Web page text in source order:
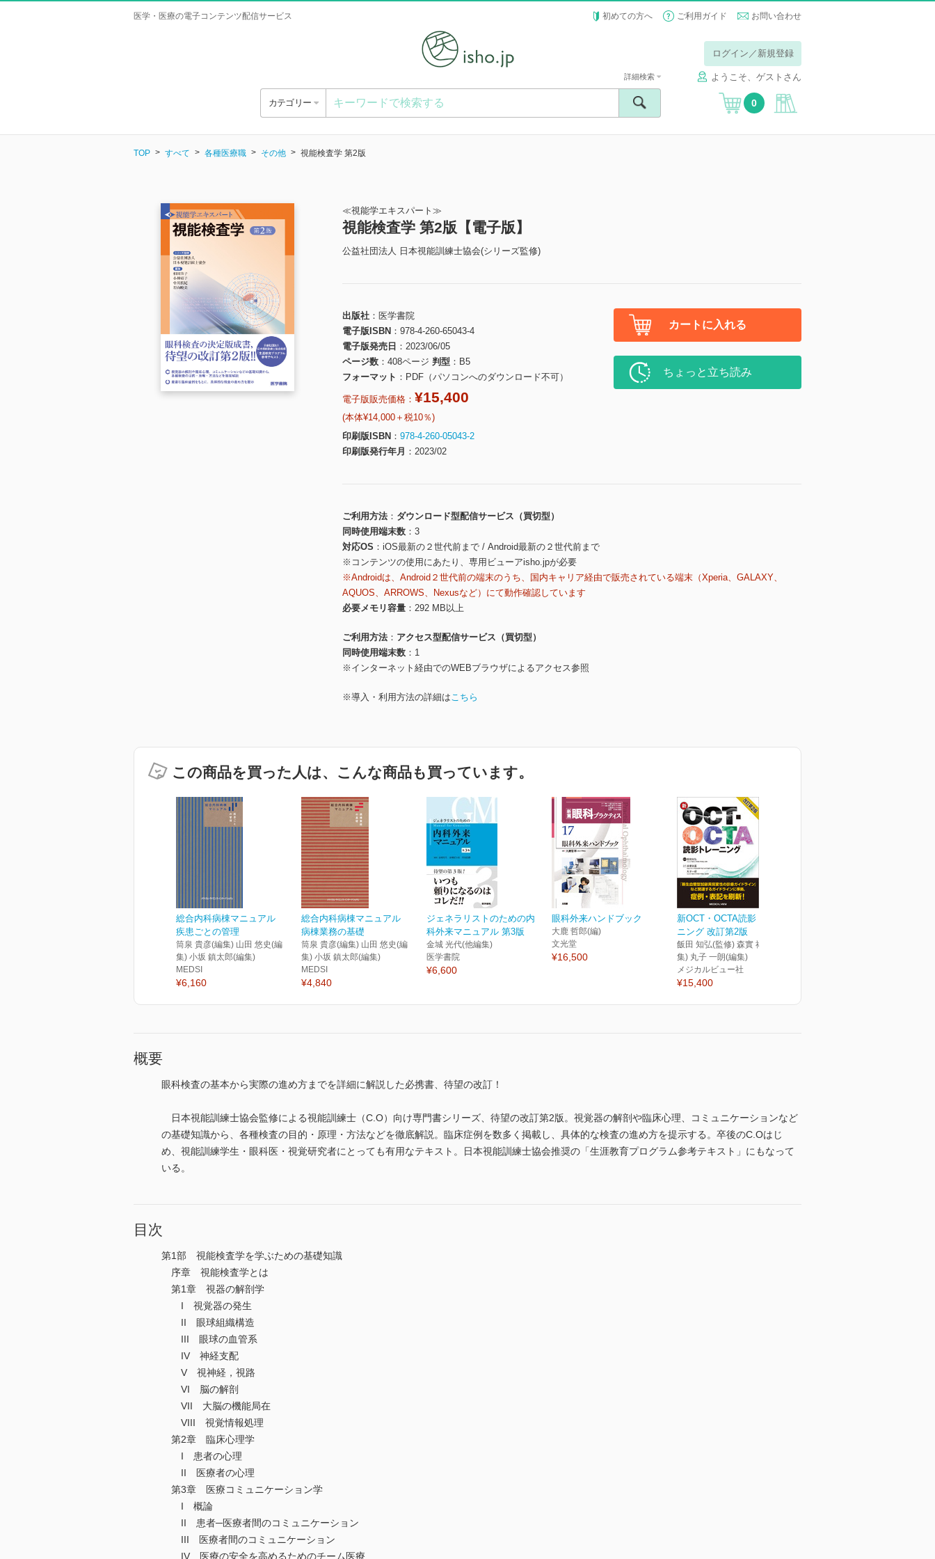
医学・医療の電子コンテンツ配信サービス 初めての方へ ご利用ガイド お問い合わせ
ログイン／新規登録
ようこそ、ゲストさん
カテゴリー
詳細検索
0
TOP すべて 各種医療職 その他 視能検査学 第2版
≪視能学エキスパート≫
視能検査学 第2版【電子版】
公益社団法人 日本視能訓練士協会(シリーズ監修)
出版社
医学書院
電子版ISBN
978-4-260-65043-4
電子版発売日
2023/06/05
ページ数
408ページ 判型
B5
フォーマット
PDF（パソコンへのダウンロード不可）
電子版販売価格： ¥15,400
(本体¥14,000＋税10％)
印刷版ISBN
978-4-260-05043-2
印刷版発行年月
2023/02
カートに入れる
ちょっと立ち読み
ご利用方法
ダウンロード型配信サービス（買切型）
同時使用端末数
3
対応OS
iOS最新の２世代前まで / Android最新の２世代前まで
※コンテンツの使用にあたり、専用ビューアisho.jpが必要
※Androidは、Android２世代前の端末のうち、国内キャリア経由で販売されている端末（Xperia、GALAXY、
AQUOS、ARROWS、Nexusなど）にて動作確認しています
必要メモリ容量
292 MB以上
ご利用方法
アクセス型配信サービス（買切型）
同時使用端末数
1
※インターネット経由でのWEBブラウザによるアクセス参照
※導入・利用方法の詳細はこちら
この商品を買った人は、こんな商品も買っています。
総合内科病棟マニュアル
疾患ごとの管理
筒泉 貴彦(編集) 山田 悠史(編
集) 小坂 鎮太郎(編集)
MEDSI
¥6,160
総合内科病棟マニュアル
病棟業務の基礎
筒泉 貴彦(編集) 山田 悠史(編
集) 小坂 鎮太郎(編集)
MEDSI
¥4,840
ジェネラリストのための内
科外来マニュアル 第3版
金城 光代(他編集)
医学書院
¥6,600
眼科外来ハンドブック
大鹿 哲郎(編)
文光堂
¥16,500
新OCT・OCTA読影トレー
ニング 改訂第2版
飯田 知弘(監修) 森實 祐基(編
集) 丸子 一朗(編集)
メジカルビュー社
¥15,400
概要
眼科検査の基本から実際の進め方までを詳細に解説した必携書、待望の改訂！
日本視能訓練士協会監修による視能訓練士（C.O）向け専門書シリーズ、待望の改訂第2版。視覚器の解剖や臨床心理、コミュニケーションなど
の基礎知識から、各種検査の目的・原理・方法などを徹底解説。臨床症例を数多く掲載し、具体的な検査の進め方を提示する。卒後のC.Oはじ
め、視能訓練学生・眼科医・視覚研究者にとっても有用なテキスト。日本視能訓練士協会推奨の「生涯教育プログラム参考テキスト」にもなって
いる。
目次
第1部 視能検査学を学ぶための基礎知識
序章 視能検査学とは
第1章 視器の解剖学
I 視覚器の発生
II 眼球組織構造
III 眼球の血管系
IV 神経支配
V 視神経，視路
VI 脳の解剖
VII 大脳の機能局在
VIII 視覚情報処理
第2章 臨床心理学
I 患者の心理
II 医療者の心理
第3章 医療コミュニケーション学
I 概論
II 患者─医療者間のコミュニケーション
III 医療者間のコミュニケーション
IV 医療の安全を高めるためのチーム医療